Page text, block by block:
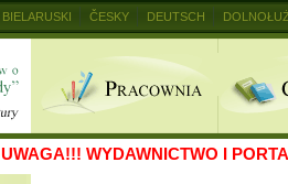
UWAGA!!! WYDAWNICTWO I
BIELARUSKI ČESKY DEUTSCH